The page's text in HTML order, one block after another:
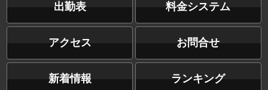
出勤表 料金システム
アクセス お問合せ
新着情報 ランキング